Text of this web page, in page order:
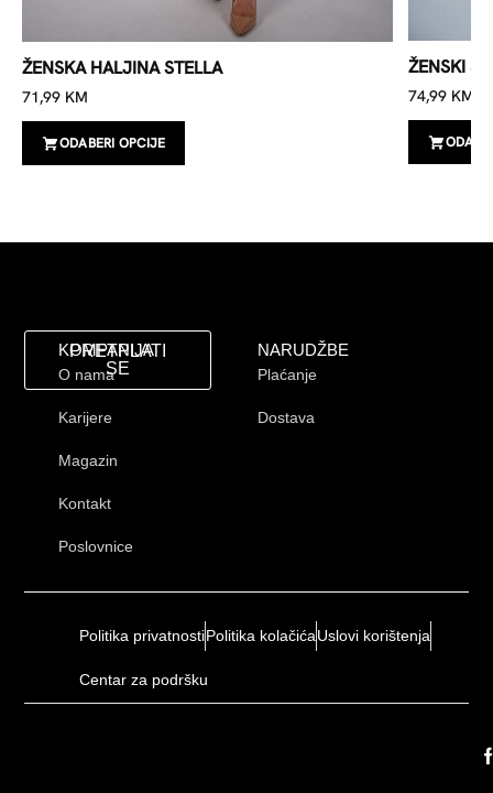
ŽENSKA HALJINA STELLA
71,99 KM
ODABERI OPCIJE
ŽENSKI
74,99 KM
KOMPANIJA
O nama
Karijere
Magazin
Kontakt
Poslovnice
NARUDŽBE
Plaćanje
Dostava
PRETPLATI
SE
Politika privatnostiPolitika kolačićaUslovi korištenja
Centar za podršku